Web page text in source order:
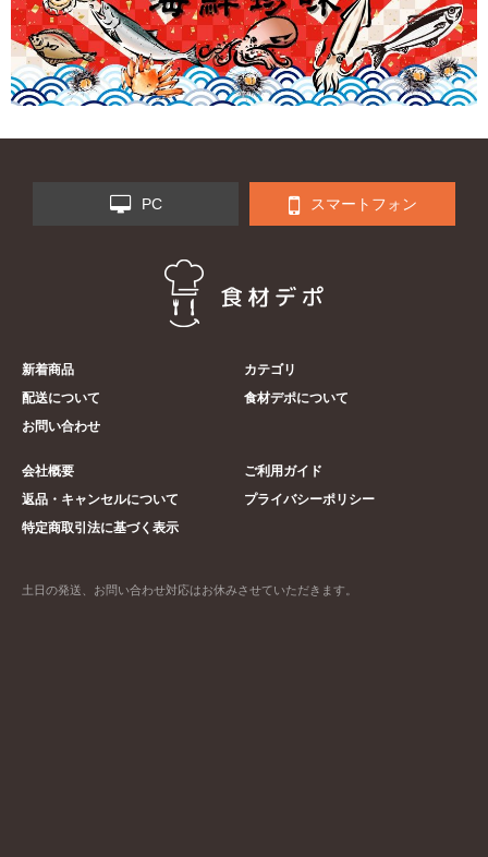
PC スマートフォン
新着商品
カテゴリ
配送について
食材デポについて
お問い合わせ
会社概要
ご利用ガイド
返品・キャンセルについて
プライバシーポリシー
特定商取引法に基づく表示
土日の発送、お問い合わせ対応はお休みさせていただきます。